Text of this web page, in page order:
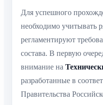
Для успешного
необходимо учитывать
регламентируют
состава. В первую
внимание на
разработанные в
Правительства